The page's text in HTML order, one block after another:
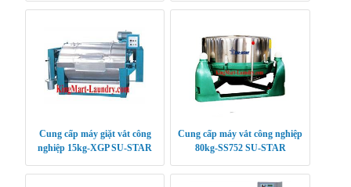
Cung cấp máy giặt vắt công
nghiệp 15kg-XGP SU-STAR
Cung cấp máy vắt công nghiệp
80kg-SS752 SU-STAR